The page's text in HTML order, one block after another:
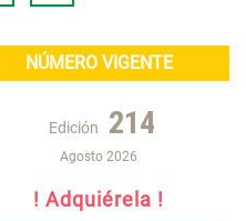
NÚMERO VIGENTE
Edición 214
Agosto 2026
! Adquiérela !